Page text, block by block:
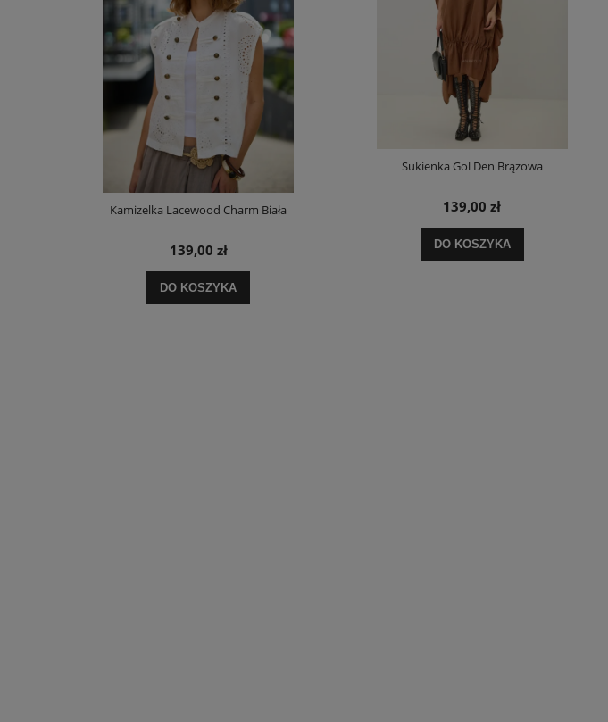
Kamizelka Lacewood Charm Biała
139,00 zł
DO KOSZYKA
Top Mono Biały
79,00 zł
DO KOSZYKA
Sukienka Gol Den Brązowa
139,00 zł
DO KOSZYKA